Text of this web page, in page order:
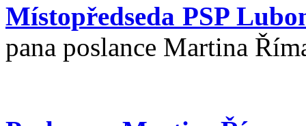
Místopředseda PSP
pana poslance Martina